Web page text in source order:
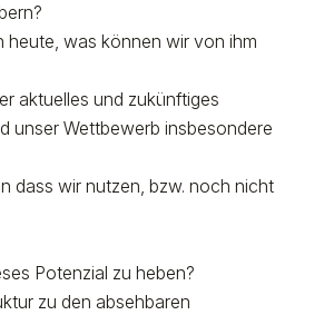
was können wir von ihm
aktuelles und zukünftiges
unser Wettbewerb insbesondere
dass wir nutzen, bzw. noch nicht
Potenzial zu heben?
zu den absehbaren